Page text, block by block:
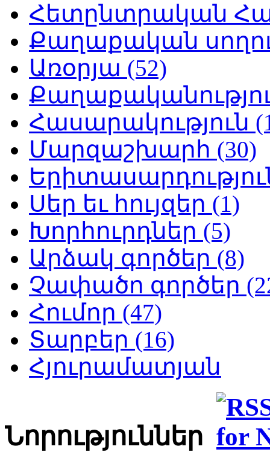
Հետընտրական
Քաղաքական
Առօրյա (52)
Հասարակություն
Մարզաշխարհ (30)
Սեր եւ հույզեր (1)
Խորհուրդներ (5)
Արձակ գործեր (8)
Չափածո գործեր
Հումոր (47)
Տարբեր (16)
Հյուրամատյան
Նորություններ